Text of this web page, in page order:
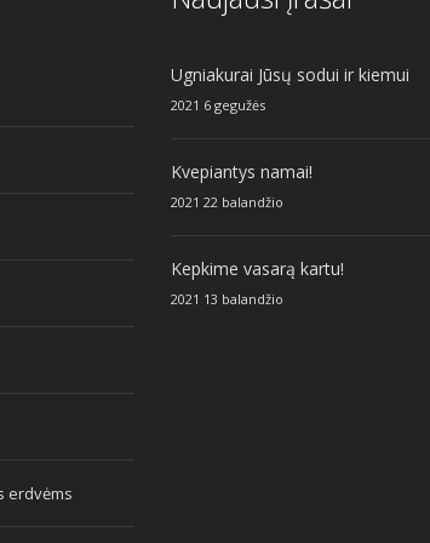
erdvėms
Ugniakurai Jūsų sodui ir kiemui
2021 6 gegužės
Kvepiantys namai!
2021 22 balandžio
Kepkime vasarą kartu!
2021 13 balandžio